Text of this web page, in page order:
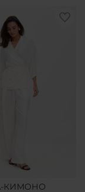
КИМОНО